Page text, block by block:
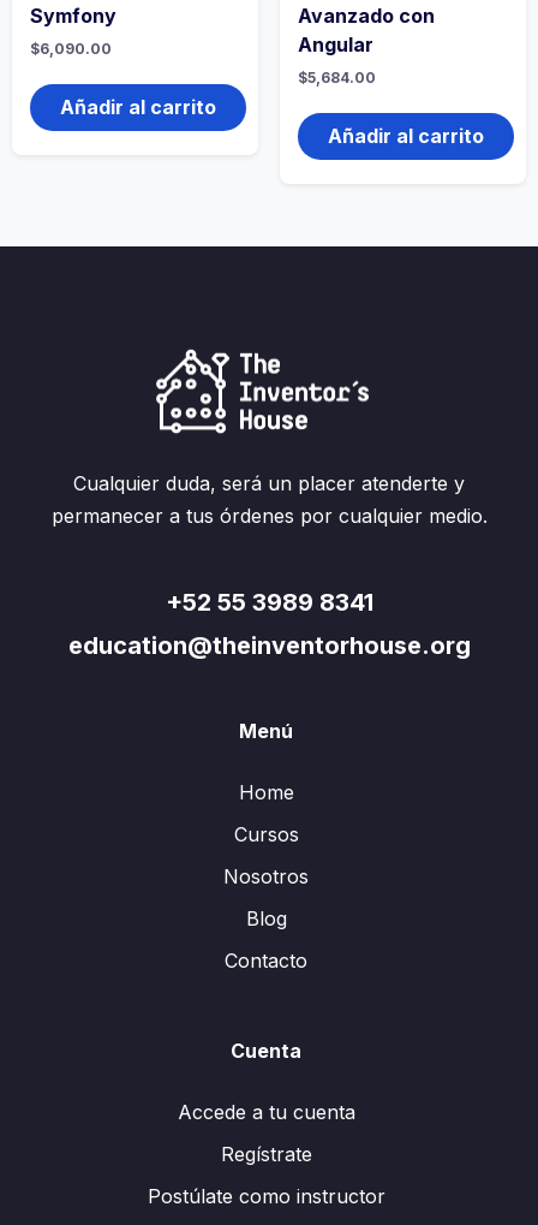
Symfony
$6,090.00
Añadir al carrito
Avanzado con
Angular
$5,684.00
Añadir al carrito
Cualquier duda, será un placer atenderte y
permanecer a tus órdenes por cualquier medio.
+52 55 3989 8341
education@theinventorhouse.org
Menú
Home
Cursos
Nosotros
Blog
Contacto
Cuenta
Accede a tu cuenta
Regístrate
Postúlate como instructor